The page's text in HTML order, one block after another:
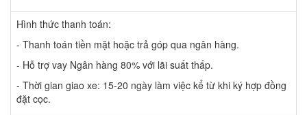
Hình thức thanh toán:
- Thanh toán tiền mặt hoặc trả góp qua ngân hàng.
- Hỗ trợ vay Ngân hàng 80% với lãi suất thấp.
- Thời gian giao xe: 15-20 ngày làm việc kể từ khi ký hợp đồng
đặt cọc.